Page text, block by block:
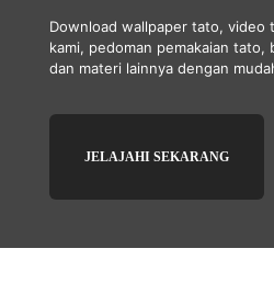
Download wallpaper tato, video
kami, pedoman pemakaian
dan materi lainnya dengan
JELAJAHI SEKARANG